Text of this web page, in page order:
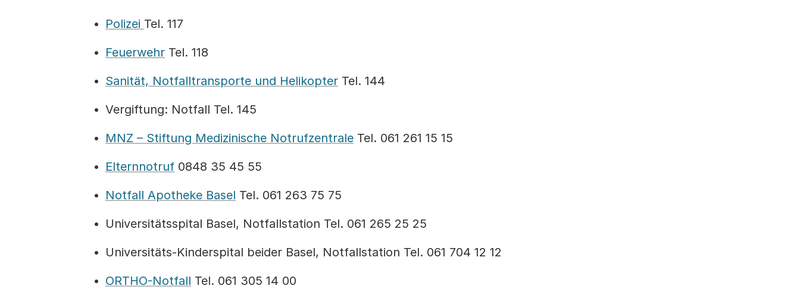
Polizei Tel. 117
Feuerwehr Tel. 118
Sanität, Notfalltransporte und Helikopter Tel. 144
Vergiftung: Notfall Tel. 145
MNZ – Stiftung Medizinische Notrufzentrale Tel. 061 261 15 15
Elternnotruf 0848 35 45 55
Notfall Apotheke Basel Tel. 061 263 75 75
Universitätsspital Basel, Notfallstation Tel. 061 265 25 25
Universitäts-Kinderspital beider Basel, Notfallstation Tel. 061 704 12 12
ORTHO-Notfall Tel. 061 305 14 00